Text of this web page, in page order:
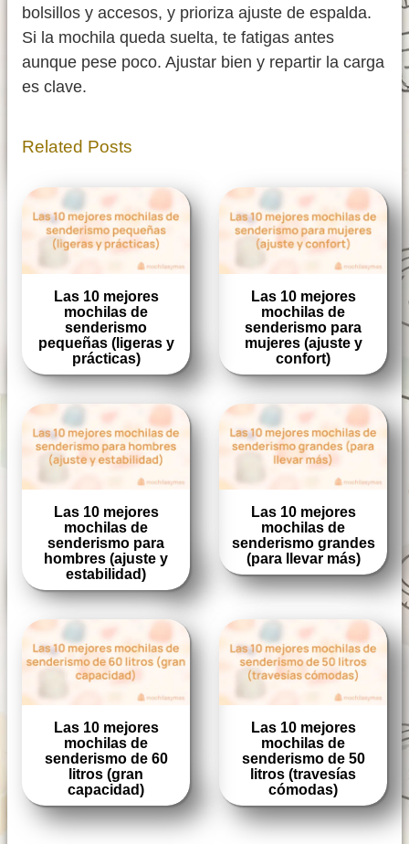
bolsillos y accesos, y prioriza ajuste de espalda.
Si la mochila queda suelta, te fatigas antes
aunque pese poco. Ajustar bien y repartir la carga
es clave.
Related Posts
Las 10 mejores
mochilas de
senderismo
pequeñas (ligeras y
prácticas)
Las 10 mejores
mochilas de
senderismo para
mujeres (ajuste y
confort)
Las 10 mejores
mochilas de
senderismo para
hombres (ajuste y
estabilidad)
Las 10 mejores
mochilas de
senderismo grandes
(para llevar más)
Las 10 mejores
mochilas de
senderismo de 60
litros (gran
capacidad)
Las 10 mejores
mochilas de
senderismo de 50
litros (travesías
cómodas)